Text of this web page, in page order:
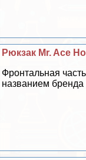
Рюкзак Mr. Ace
Фронтальная
названием бренда